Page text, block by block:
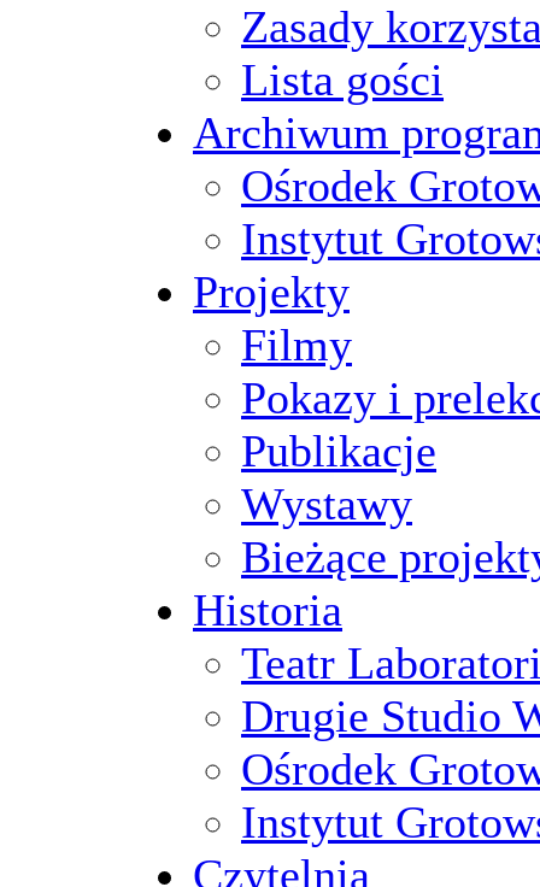
Zasady
Lista gości
Archiwum
Ośrodek
Instytut
Projekty
Filmy
Pokazy i
Publikacje
Wystawy
Bieżące
Historia
Teatr
Drugie Studio
Ośrodek
Instytut
Czytelnia